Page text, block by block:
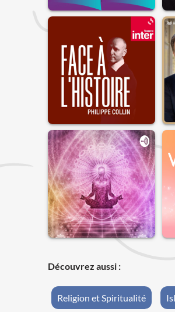
Découvrez aussi :
Religion et Spiritualité